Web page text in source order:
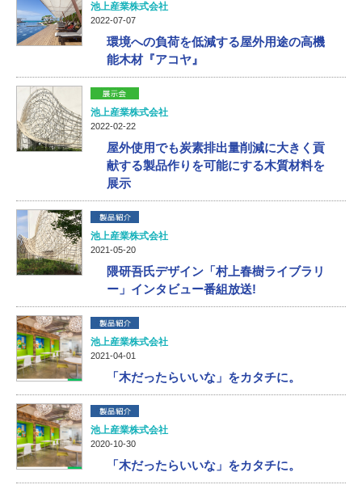
池上産業株式会社
2022-07-07
環境への負荷を低減する屋外用途の高機
能木材『アコヤ』
池上産業株式会社
2022-02-22
屋外使用でも炭素排出量削減に大きく貢
献する製品作りを可能にする木質材料を
展示
池上産業株式会社
2021-05-20
隈研吾氏デザイン「村上春樹ライブラリ
ー」インタビュー番組放送!
池上産業株式会社
2021-04-01
「木だったらいいな」をカタチに。
池上産業株式会社
2020-10-30
「木だったらいいな」をカタチに。